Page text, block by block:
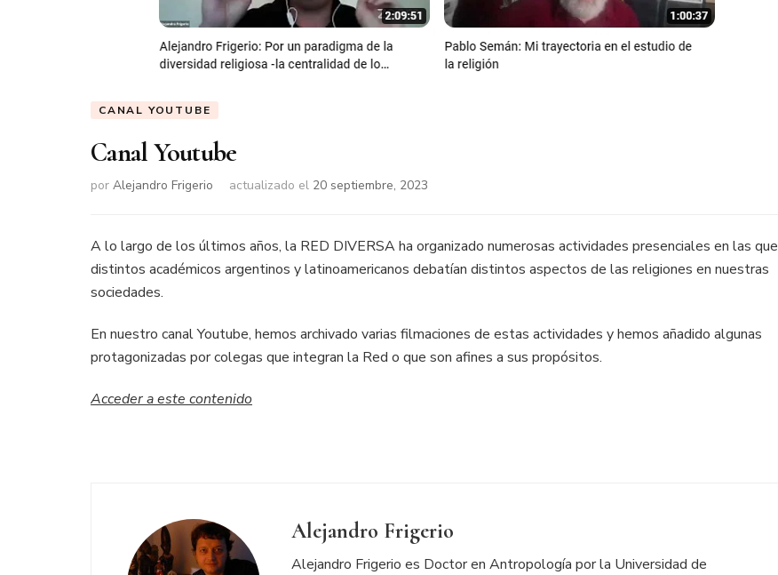
CANAL YOUTUBE
Canal Youtube
por Alejandro Frigerio actualizado el 20 septiembre, 2023
A lo largo de los últimos años, la RED DIVERSA ha organizado numerosas actividades presenciales en las que
distintos académicos argentinos y latinoamericanos debatían distintos aspectos de las religiones en nuestras
sociedades.
En nuestro canal Youtube, hemos archivado varias filmaciones de estas actividades y hemos añadido algunas
protagonizadas por colegas que integran la Red o que son afines a sus propósitos.
Acceder a este contenido
Alejandro Frigerio
Alejandro Frigerio es Doctor en Antropología por la Universidad de